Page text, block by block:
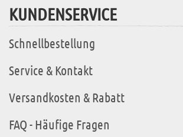
KUNDENSERVICE
Schnellbestellung
Service & Kontakt
Versandkosten & Rabatt
FAQ - Häufige Fragen